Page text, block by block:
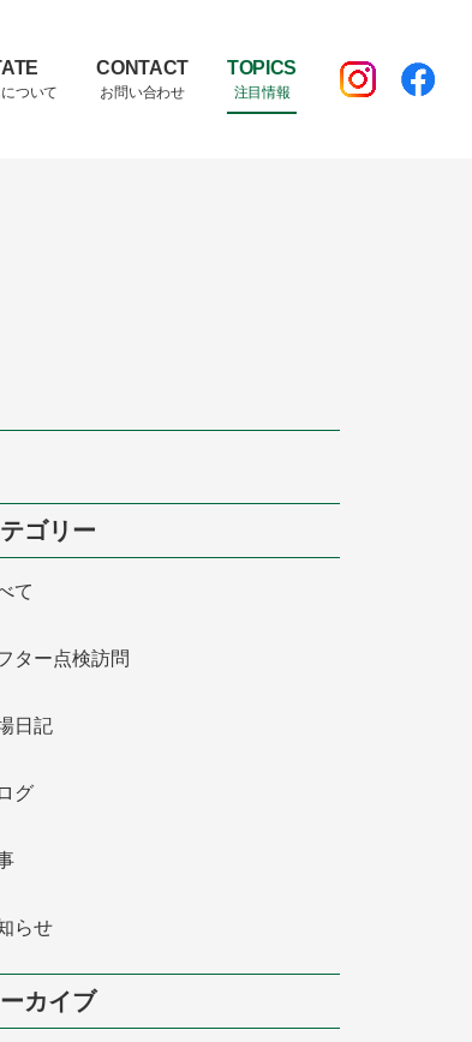
ついて
CONTACT
お問い合わせ
TOPICS
注目情報
ゴリー
て
ター点検訪問
日記
グ
らせ
カイブ